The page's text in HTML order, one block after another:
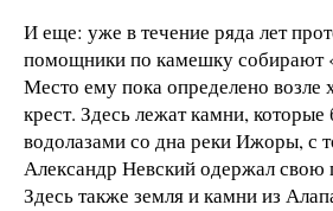
И еще: уже в течение ряда лет
помощники по камешку собирают
Место ему пока определено возле
крест. Здесь лежат камни,
водолазами со дна реки Ижоры, с
Александр Невский одержал свою
Здесь также земля и камни из